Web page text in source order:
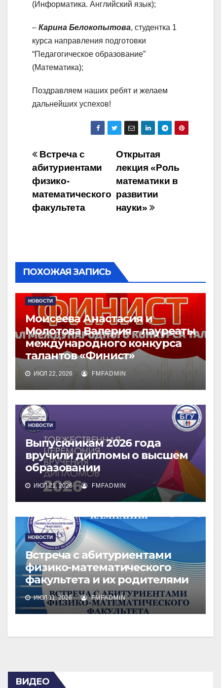
(Информатика. Английский язык);
– Карина Белокопытова, студентка 1
курса направления подготовки
“Педагогическое образование”
(Математика);
Поздравляем наших ребят и желаем
дальнейших успехов!
Навигация
по
записям
Открытая
лекция «Роль
математики в
развитии
науки»
Встреча с
абитуриентами
физико-
математического
факультета
ПОХОЖАЯ ЗАПИСЬ
НОВОСТИ
Моисеева Анастасия и
Молотова Валерия – лауреаты
международного конкурса
талантов «Финист»
ИЮЛ 22, 2026 FMFADMIN
НОВОСТИ
Выпускникам 2026 года
вручили дипломы о высшем
образовании
ИЮЛ 21, 2026 FMFADMIN
НОВОСТИ
Встреча с абитуриентами
физико-математического
факультета и их родителями
ИЮЛ 11, 2026 FMFADMIN
ВИДЕО